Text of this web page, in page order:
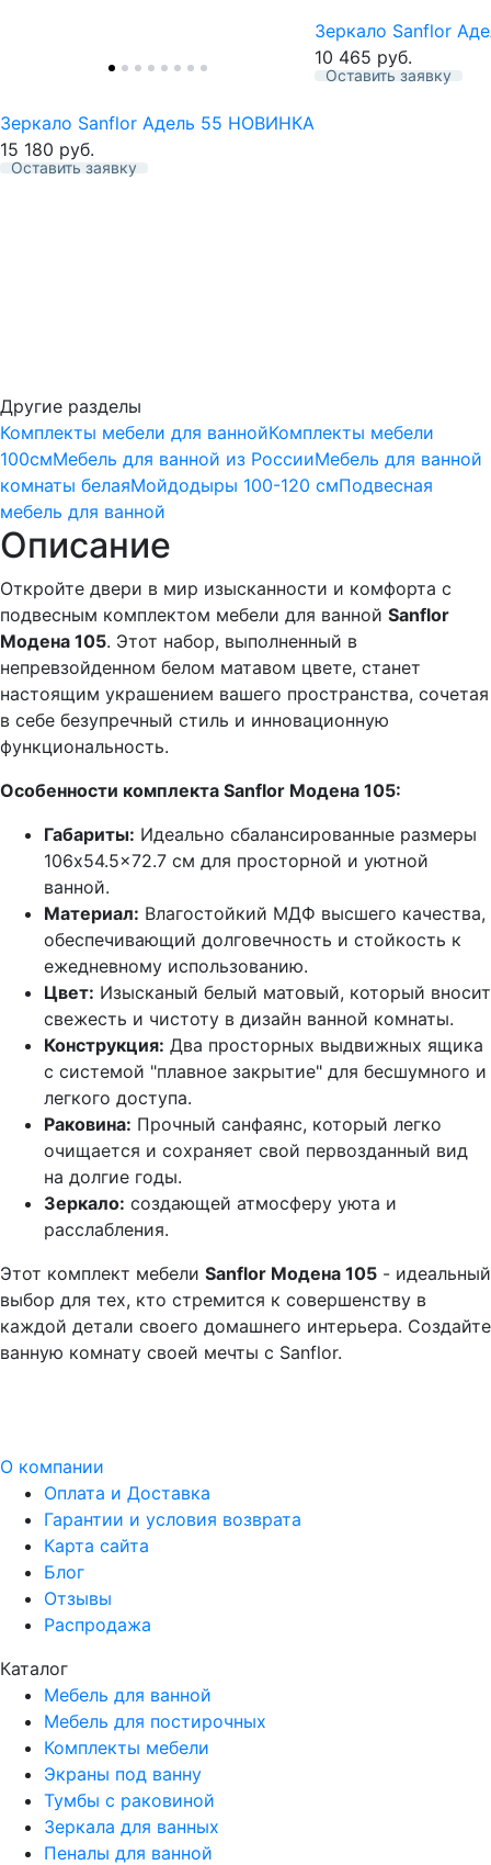
Зеркало Sanflor Адель 55 НОВИНКА
15 180 руб.
Оставить заявку
Зеркало Sanflor
10 465 руб.
Оставить заявку
Другие разделы
Комплекты мебели для ваннойКомплекты мебели
100смМебель для ванной из РоссииМебель для ванной
комнаты белаяМойдодыры 100-120 смПодвесная
мебель для ванной
Описание
Откройте двери в мир изысканности и комфорта с
подвесным комплектом мебели для ванной Sanflor
Модена 105. Этот набор, выполненный в
непревзойденном белом матавом цвете, станет
настоящим украшением вашего пространства, сочетая
в себе безупречный стиль и инновационную
функциональность.
Особенности комплекта Sanflor Модена 105:
Габариты: Идеально сбалансированные размеры
106x54.5x72.7 см для просторной и уютной
ванной.
Материал: Влагостойкий МДФ высшего качества,
обеспечивающий долговечность и стойкость к
ежедневному использованию.
Цвет: Изысканый белый матовый, который вносит
свежесть и чистоту в дизайн ванной комнаты.
Конструкция: Два просторных выдвижных ящика
с системой "плавное закрытие" для бесшумного и
легкого доступа.
Раковина: Прочный санфаянс, который легко
очищается и сохраняет свой первозданный вид
на долгие годы.
Зеркало: создающей атмосферу уюта и
расслабления.
Этот комплект мебели Sanflor Модена 105 - идеальный
выбор для тех, кто стремится к совершенству в
каждой детали своего домашнего интерьера. Создайте
ванную комнату своей мечты с Sanflor.
О компании
Оплата и Доставка
Гарантии и условия возврата
Карта сайта
Блог
Отзывы
Распродажа
Каталог
Мебель для ванной
Мебель для постирочных
Комплекты мебели
Экраны под ванну
Тумбы с раковиной
Зеркала для ванных
Пеналы для ванной